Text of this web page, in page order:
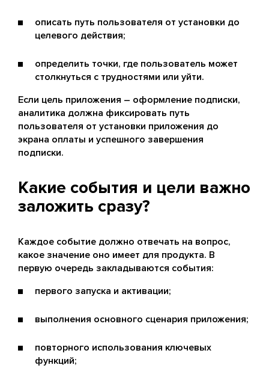
описать путь пользователя от установки до
целевого действия;
определить точки, где пользователь может
столкнуться с трудностями или уйти.
Если цель приложения – оформление подписки,
аналитика должна фиксировать путь
пользователя от установки приложения до
экрана оплаты и успешного завершения
подписки.
Какие события и цели важно
заложить сразу?
Каждое событие должно отвечать на вопрос,
какое значение оно имеет для продукта. В
первую очередь закладываются события:
первого запуска и активации;
выполнения основного сценария приложения;
повторного использования ключевых
функций;